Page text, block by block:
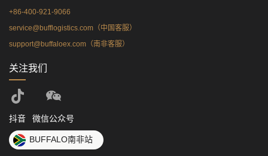
+86-400-921-9066
service@bufflogistics.com（中国客服）
support@buffaloex.com（南非客服）
关注我们
抖音 微信公众号
BUFFALO南非站